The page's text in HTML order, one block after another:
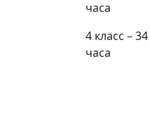
часа
4 класс – 34
часа